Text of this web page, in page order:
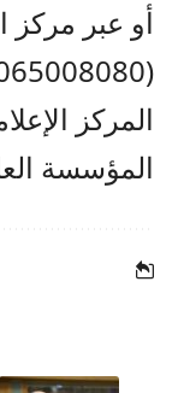
(065008080).
المركز
المؤسسة